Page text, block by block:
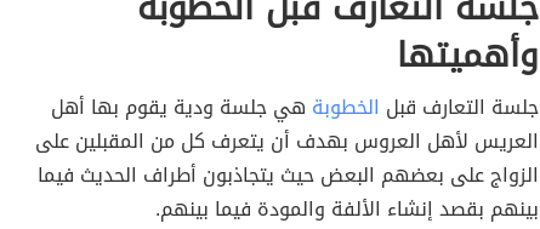
وأهميتها
جلسة التعارف قبل الخطوبة هي جلسة ودية يقوم بها أهل
العريس لأهل العروس بهدف أن يتعرف كل من المقبلين على
الزواج على بعضهم البعض حيث يتجاذبون أطراف الحديث فيما
بينهم بقصد إنشاء الألفة والمودة فيما بينهم.